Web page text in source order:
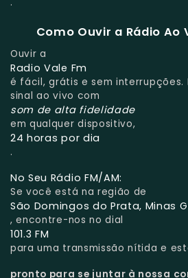
Como Ouvir a Rádio Ao
Ouvir a
Radio Vale Fm
é fácil, grátis e sem interrupções.
sinal ao vivo com
som de alta fidelidade
em qualquer dispositivo,
24 horas por dia
.
No Seu Rádio FM/AM:
Se você está na região de
São Domingos do Prata, Minas
, encontre-nos no dial
101.3 FM
para uma transmissão nítida e
pronto para se juntar à nossa